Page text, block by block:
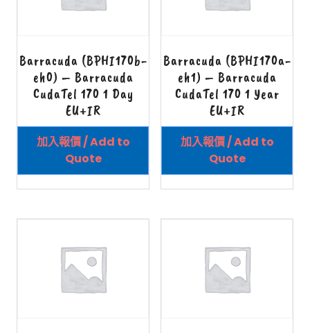
Barracuda (BPHI170b-
eh0) – Barracuda
CudaTel 170 1 Day
EU+IR
加入報價 / Add to
Quote
Barracuda (BPHI170a-
eh1) – Barracuda
CudaTel 170 1 Year
EU+IR
加入報價 / Add to
Quote